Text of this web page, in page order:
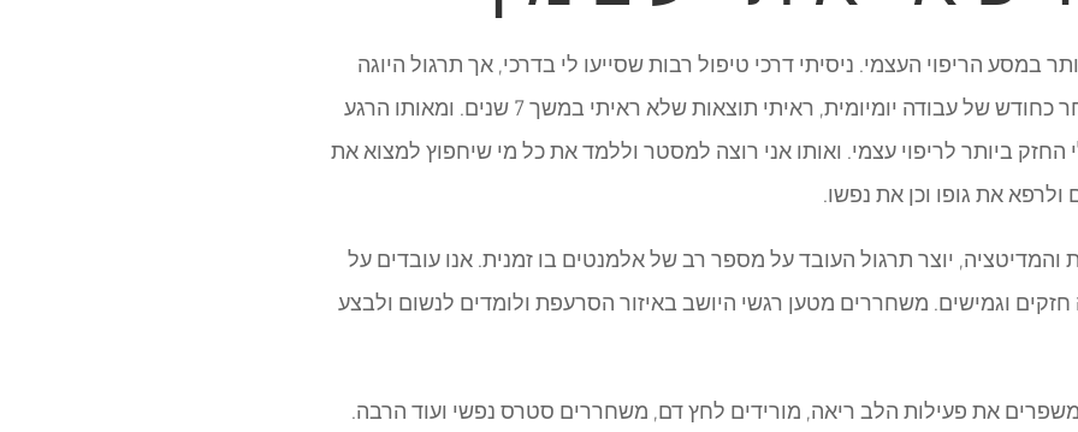
במסע הריפוי העצמי. ניסיתי דרכי טיפול רבות שסייעו לי בדרכי, אך תרגול היוגה
נתן אותותיו במהרה. לאחר כחודש של עבודה יומיומית, ראיתי תוצאות שלא ראיתי במשך 7 שנים. ומאותו הרגע
החזק ביותר לריפוי עצמי. ואותו אני רוצה למסטר וללמד את כל מי שיחפוץ למצוא את
ולרפא את גופו וכן את נפשו.
והמדיטציה, יוצר תרגול העובד על מספר רב של אלמנטים בו זמנית. אנו עובדים על
חזקים וגמישים. משחררים מטען רגשי היושב באיזור הסרעפת ולומדים לנשום ולבצע
את פעילות הלב ריאה, מורידים לחץ דם, משחררים סטרס נפשי ועוד הרבה.